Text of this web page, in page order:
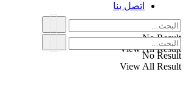
No Result
View All Result
اتصل بنا
No Result
View All Result